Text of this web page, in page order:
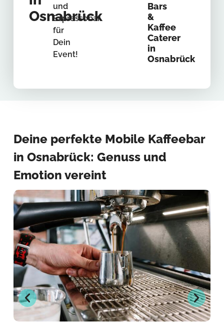
Osnabrück
und
Espressobar
für
Dein
Event!
Bars
&
Kaffee
Caterer
in
Osnabrück
Deine perfekte Mobile Kaffeebar
in Osnabrück: Genuss und
Emotion vereint